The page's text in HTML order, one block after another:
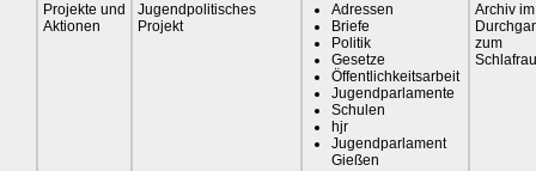
Projekte und
Aktionen
Jugendpolitisches
Projekt
Adressen
Briefe
Politik
Gesetze
Öffentlichkeitsarbeit
Jugendparlamente
Schulen
hjr
Jugendparlament
Gießen
Archiv im
zum